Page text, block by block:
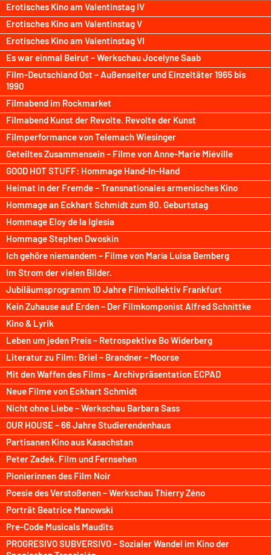
Erotisches Kino am Valentinstag IV
Erotisches Kino am Valentinstag V
Erotisches Kino am Valentinstag VI
Es war einmal Beirut – Werkschau Jocelyne Saab
Film-Deutschland Ost – Außenseiter und Einzeltäter 1965 bis
1990
Filmabend im Rockmarket
Filmabend Kunst der Revolte. Revolte der Kunst
Filmperformance von Telemach Wiesinger
Geteiltes Zusammensein – Filme von Anne-Marie Miéville
GOOD HOT STUFF: Hommage Hand-In-Hand
Heimat in der Fremde – Transnationales armenisches Kino
Hommage an Eckhart Schmidt zum 80. Geburtstag
Hommage Eloy de la Iglesia
Hommage Stephen Dwoskin
Ich gehöre niemandem – Filme von María Luisa Bemberg
Im Strom der vielen Bilder.
Jubiläumsprogramm 10 Jahre Filmkollektiv Frankfurt
Kein Zuhause auf Erden – Der Filmkomponist Alfred Schnittke
Kino & Lyrik
Leben um jeden Preis – Retrospektive Bo Widerberg
Literatur zu Film: Briel – Brandner – Moorse
Mit den Waffen des Films – Archivpräsentation ECPAD
Neue Filme von Eckhart Schmidt
Nicht ohne Liebe – Werkschau Barbara Sass
OUR HOUSE – 66 Jahre Studierendenhaus
Partisanen Kino aus Kasachstan
Peter Zadek. Film und Fernsehen
Pionierinnen des Film Noir
Poesie des Verstoßenen – Werkschau Thierry Zéno
Porträt Beatrice Manowski
Pre-Code Musicals Maudits
PROGRESIVO SUBVERSIVO – Sozialer Wandel im Kino der